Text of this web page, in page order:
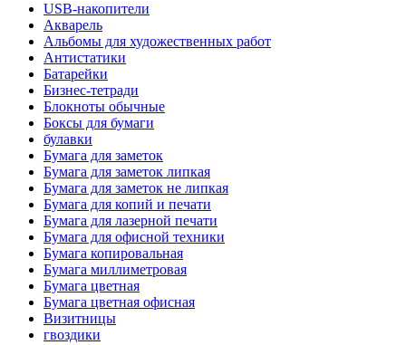
USB-накопители
Акварель
Альбомы для художественных работ
Антистатики
Батарейки
Бизнес-тетради
Блокноты обычные
Боксы для бумаги
булавки
Бумага для заметок
Бумага для заметок липкая
Бумага для заметок не липкая
Бумага для копий и печати
Бумага для лазерной печати
Бумага для офисной техники
Бумага копировальная
Бумага миллиметровая
Бумага цветная
Бумага цветная офисная
Визитницы
гвоздики